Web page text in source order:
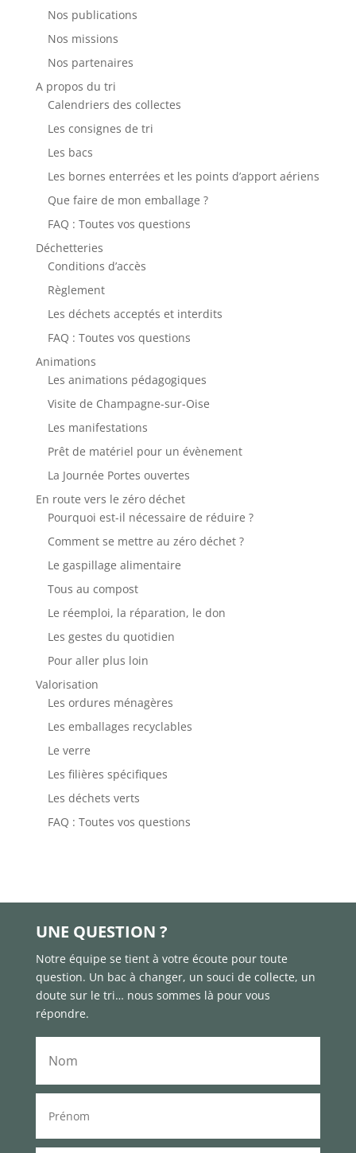
Nos publications
Nos missions
Nos partenaires
A propos du tri
Calendriers des collectes
Les consignes de tri
Les bacs
Les bornes enterrées et les points d’apport aériens
Que faire de mon emballage ?
FAQ : Toutes vos questions
Déchetteries
Conditions d’accès
Règlement
Les déchets acceptés et interdits
FAQ : Toutes vos questions
Animations
Les animations pédagogiques
Visite de Champagne-sur-Oise
Les manifestations
Prêt de matériel pour un évènement
La Journée Portes ouvertes
En route vers le zéro déchet
Pourquoi est-il nécessaire de réduire ?
Comment se mettre au zéro déchet ?
Le gaspillage alimentaire
Tous au compost
Le réemploi, la réparation, le don
Les gestes du quotidien
Pour aller plus loin
Valorisation
Les ordures ménagères
Les emballages recyclables
Le verre
Les filières spécifiques
Les déchets verts
FAQ : Toutes vos questions
UNE QUESTION ?
Notre équipe se tient à votre écoute pour toute
question. Un bac à changer, un souci de collecte, un
doute sur le tri… nous sommes là pour vous
répondre.